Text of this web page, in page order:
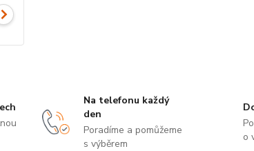
Na telefonu každý
den
Poradíme a pomůžeme
s výběrem
o